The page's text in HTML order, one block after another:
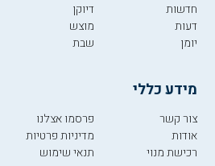
חדשות
דעות
יומן
דיוקן
מוצש
שבת
מידע כללי
צור קשר
אודות
רכישת מנוי
פרסמו אצלנו
מדיניות פרטיות
תנאי שימוש